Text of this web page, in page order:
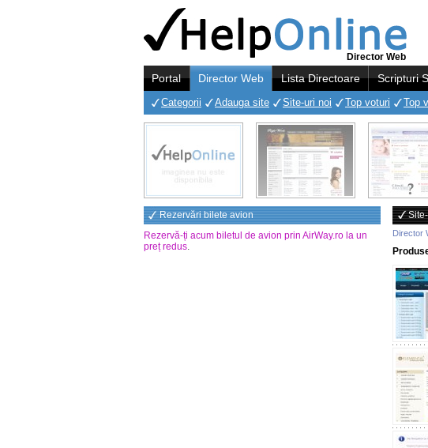
Director Web
Portal Director Web Lista Directoare Scripturi
Categorii Adauga site Site-uri noi Top voturi Top
Rezervări bilete avion
Rezervă-ți acum biletul de avion prin AirWay.ro la un
preț redus.
Director